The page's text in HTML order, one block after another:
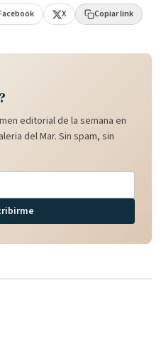
X Copiar link
editorial de la semana en
del Mar. Sin spam, sin